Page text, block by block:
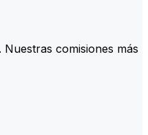
comisiones más